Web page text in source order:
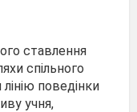
ставлення
спільного
поведінки
учня,